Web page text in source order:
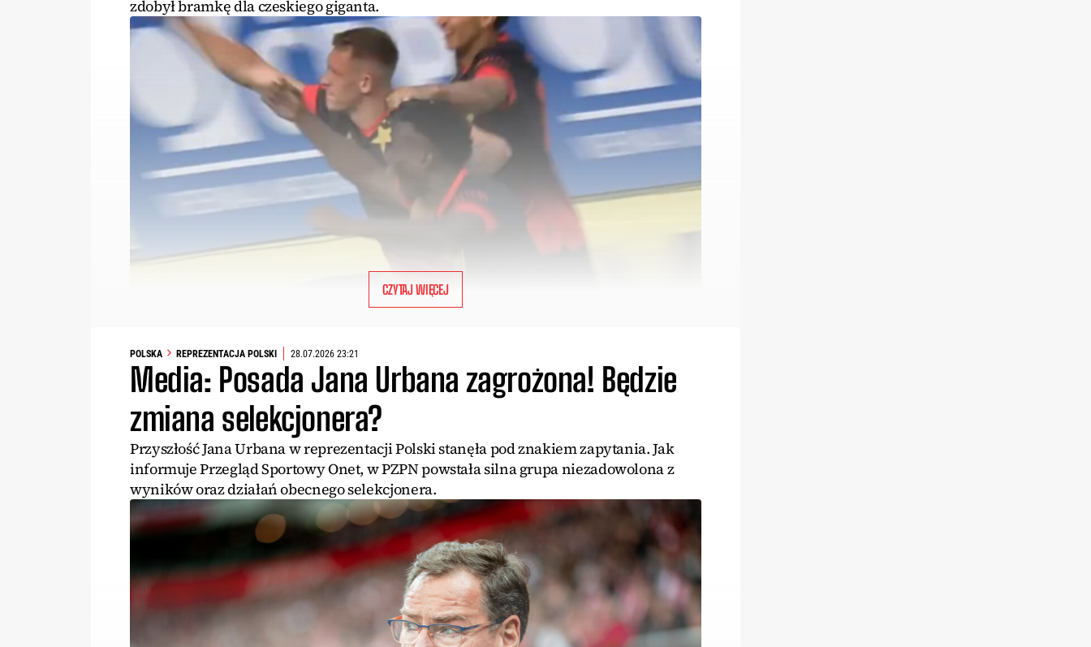
zdobył bramkę dla czeskiego giganta.
CZYTAJ WIĘCEJ
POLSKA REPREZENTACJA POLSKI 28.07.2026 23:21
Media: Posada Jana Urbana zagrożona! Będzie
zmiana selekcjonera?
Przyszłość Jana Urbana w reprezentacji Polski stanęła pod znakiem zapytania. Jak
informuje Przegląd Sportowy Onet, w PZPN powstała silna grupa niezadowolona z
wyników oraz działań obecnego selekcjonera.